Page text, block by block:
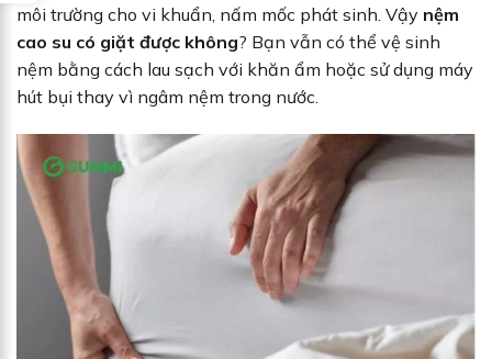
môi trường cho vi khuẩn, nấm mốc phát sinh. Vậy nệm
cao su có giặt được không? Bạn vẫn có thể vệ sinh
nệm bằng cách lau sạch với khăn ẩm hoặc sử dụng máy
hút bụi thay vì ngâm nệm trong nước.